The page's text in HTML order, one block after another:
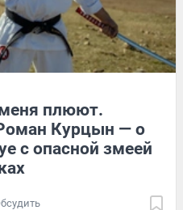
плюют.
Курцын — о
с опасной змеей